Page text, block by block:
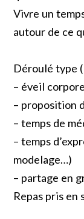
Vivre un
autour de ce
Déroulé type
– éveil
– proposition
– temps de
– temps
modelage…)
– partage en
Repas pris en